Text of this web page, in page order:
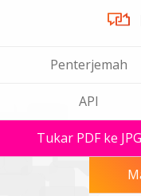
Penterjemah
API
Tukar PDF ke JPG